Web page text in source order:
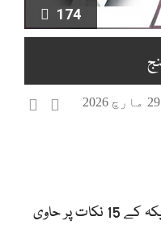
174
فی الحال تو ایران کے پانچ نکات امریکہ کے 15 نکات پر حاوی